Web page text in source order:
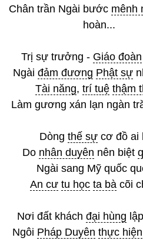
Chân trần Ngài bước mênh
hoàn...
Trị sự trưởng - Giáo đoàn
Ngài đảm đương Phật sự
Tài năng, trí tuệ thậm
Làm gương xán lạn ngàn
Dòng thế sựcơ đồ ai
Do nhân duyên nên biệt
Ngài sang Mỹ quốc
An cư tu học ta bà cõi
Nơi đất khách đại hùng
Ngôi Pháp Duyên thực hiện